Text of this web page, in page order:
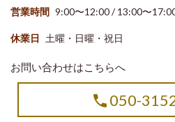
営業時間 9:00〜12:00 / 13:00〜
休業日 土曜・日曜・祝日
お問い合わせはこちらへ
050-